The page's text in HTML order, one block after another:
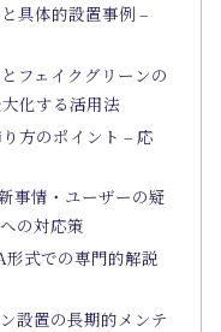
具体的設置事例 –
フェイクグリーンの
化する活用法
方のポイント – 応
事情・ユーザーの疑
の対応策
式での専門的解説
設置の長期的メンテ